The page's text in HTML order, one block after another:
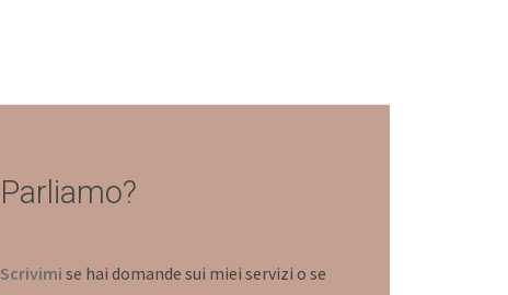
Parliamo?
Scrivimi se hai domande sui miei servizi o se